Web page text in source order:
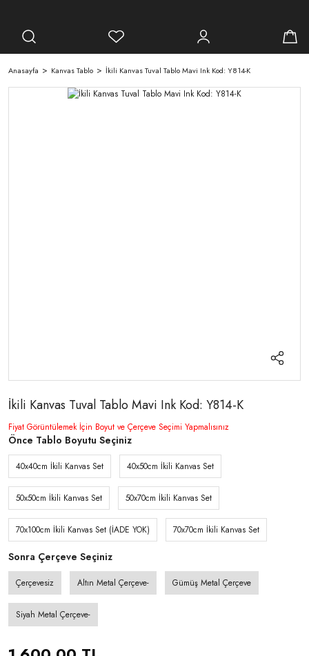
Anasayfa Kanvas Tablo İkili Kanvas Tuval Tablo Mavi Ink Kod: Y814-K
İkili Kanvas Tuval Tablo Mavi Ink Kod: Y814-K
Fiyat Görüntülemek İçin Boyut ve Çerçeve Seçimi Yapmalısınız
Önce Tablo Boyutu Seçiniz
40x40cm İkili Kanvas Set 40x50cm İkili Kanvas Set
50x50cm İkili Kanvas Set 50x70cm İkili Kanvas Set
70x100cm İkili Kanvas Set (İADE YOK) 70x70cm İkili Kanvas Set
Sonra Çerçeve Seçiniz
Çerçevesiz Altın Metal Çerçeve- Gümüş Metal Çerçeve
Siyah Metal Çerçeve-